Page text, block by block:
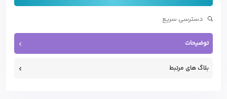
توضیحات
بلاگ های مرتبط